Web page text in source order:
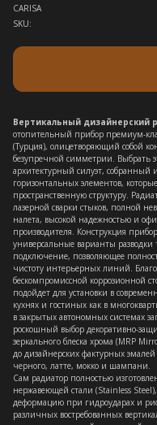
CARISA
SKU:
Вертикальный дизайнерский
отопительный прибор премиум-
(Турция), олицетворяющий собой
безупречной симметрии. Выбрать
архитектурный силуэт,
горизонтальных элементов,
пространственную структуру.
лазерной сварки стыков, полной
налета, высокой надежностью и
производителя. Конструкция
универсальные варианты разводки
подключение, позволяющее
чистоту интерьерных линий.
бескомпромиссной коррозионной
подойдет для установки в
кухнях и гостиных как в
в закрытых автономных системах
роскошный выбор декоративно-
зеркального блеска хрома (MRP
до дизайнерских фактурных эмалей
черного, латте, мокко и шампани.
Сам радиатор полностью
нержавеющей стали (Stainless
деформацию при гидроударах и
различных востребованных